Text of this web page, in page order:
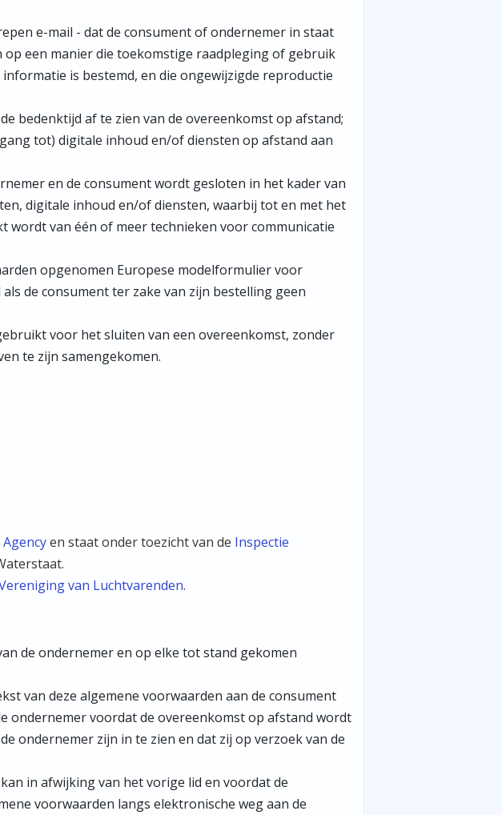
e-mail - dat de consument of ondernemer in staat
een manier die toekomstige raadpleging of gebruik
is bestemd, en die ongewijzigde reproductie
bedenktijd af te zien van de overeenkomst op afstand;
tot) digitale inhoud en/of diensten op afstand aan
en de consument wordt gesloten in het kader van
digitale inhoud en/of diensten, waarbij tot en met het
van één of meer technieken voor communicatie
opgenomen Europese modelformulier voor
de consument ter zake van zijn bestelling geen
voor het sluiten van een overeenkomst, zonder
te zijn samengekomen.
en staat onder toezicht van de Inspectie
van Luchtvarenden.
de ondernemer en op elke tot stand gekomen
van deze algemene voorwaarden aan de consument
ondernemer voordat de overeenkomst op afstand wordt
ondernemer zijn in te zien en dat zij op verzoek van de
in afwijking van het vorige lid en voordat de
voorwaarden langs elektronische weg aan de